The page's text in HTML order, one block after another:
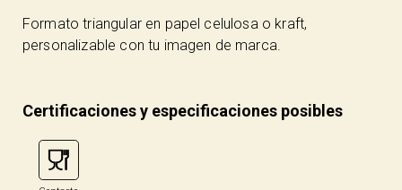
Formato triangular en papel celulosa o kraft,
personalizable con tu imagen de marca.
Certificaciones y especificaciones posibles